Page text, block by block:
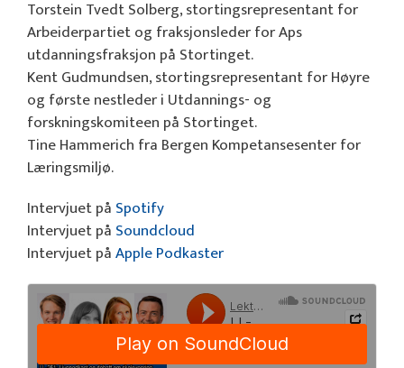
Torstein Tvedt Solberg, stortingsrepresentant for
Arbeiderpartiet og fraksjonsleder for Aps
utdanningsfraksjon på Stortinget.
Kent Gudmundsen, stortingsrepresentant for Høyre
og første nestleder i Utdannings- og
forskningskomiteen på Stortinget.
Tine Hammerich fra Bergen Kompetansesenter for
Læringsmiljø.
Intervjuet på Spotify
Intervjuet på Soundcloud
Intervjuet påApple Podkaster